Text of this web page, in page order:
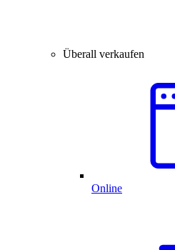
Überall verkaufen
Online